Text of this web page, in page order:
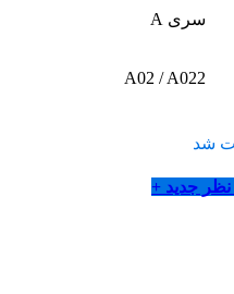
سری A
A02 / A022
شد
جدید +